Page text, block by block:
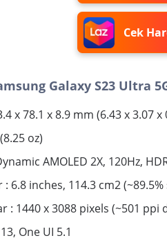
Cek
Galaxy S23 Ultra
x 78.1 x 8.9 mm (6.43 x 3.07 x
oz)
AMOLED 2X, 120Hz,
: 6.8 inches, 114.3 cm2
: 1440 x 3088 pixels (~501 ppi
One UI 5.1